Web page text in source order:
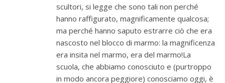
scultori, si legge che sono tali non perché
hanno raffigurato, magnificamente qualcosa;
ma perché hanno saputo estrarre ciò che era
nascosto nel blocco di marmo: la magnificenza
era insita nel marmo, era del marmo!La
scuola, che abbiamo conosciuto e (purtroppo
in modo ancora peggiore) conosciamo oggi, è